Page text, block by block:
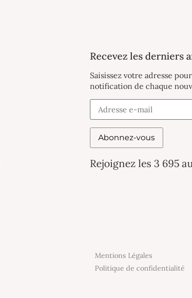
Recevez les derniers
Saisissez votre adresse
notification de chaque
Abonnez-vous
Rejoignez les 3 695
Mentions Légales
Politique de confidentialité